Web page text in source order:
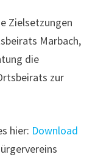
Zielsetzungen
Marbach,
die
zur
hier: Download